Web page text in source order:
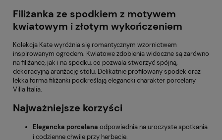
Filiżanka ze spodkiem z motywem
kwiatowym i złotym wykończeniem
Kolekcja Kate wyróżnia się romantycznym wzornictwem
inspirowanym ogrodem. Kwiatowe zdobienia widoczne są zarówno
na filiżance, jak i na spodku, co pozwala stworzyć spójną,
dekoracyjną aranżację stołu. Delikatnie profilowany spodek oraz
lekka forma filiżanki podkreślają elegancki charakter porcelany
Villa Italia.
Najważniejsze korzyści
Elegancka porcelana odpowiednia na uroczyste spotkania
i codzienne chwile przy herbacie.